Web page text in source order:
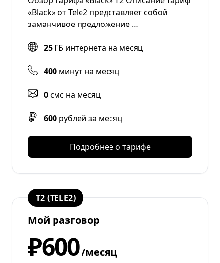
«Black» от Tele2 представляет собой
заманчивое предложение …
25 ГБ интернета на месяц
400 минут на месяц
0смс на месяц
600 рублей за месяц
Подробнее о тарифе
T2 (TELE2)
Мой разговор
₽600/месяц